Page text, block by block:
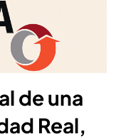
de una
Real,